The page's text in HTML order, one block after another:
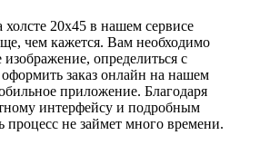
холсте 20х45 в нашем сервисе
чем кажется. Вам необходимо
определиться с
заказ онлайн на нашем
приложение. Благодаря
интерфейсу и подробным
процесс не займет много времени.